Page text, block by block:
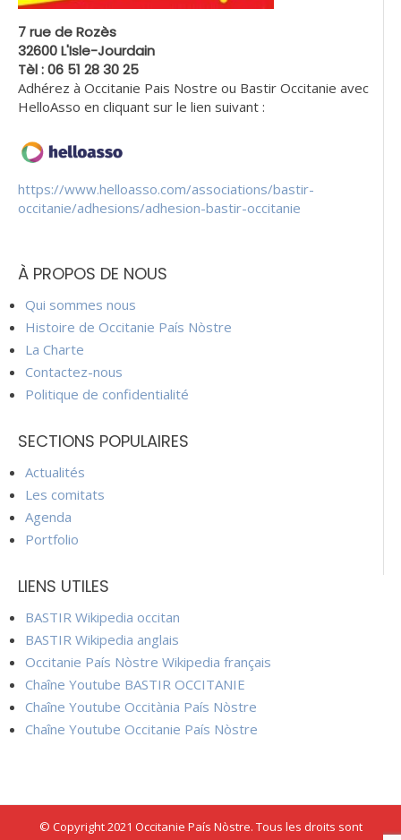
7 rue de Rozès
32600 L'Isle-Jourdain
Tèl : 06 51 28 30 25
Adhérez à Occitanie Pais Nostre ou Bastir Occitanie avec
HelloAsso en cliquant sur le lien suivant :
https://www.helloasso.com/associations/bastir-
occitanie/adhesions/adhesion-bastir-occitanie
À PROPOS DE NOUS
Qui sommes nous
Histoire de Occitanie País Nòstre
La Charte
Contactez-nous
Politique de confidentialité
SECTIONS POPULAIRES
Actualités
Les comitats
Agenda
Portfolio
LIENS UTILES
BASTIR Wikipedia occitan
BASTIR Wikipedia anglais
Occitanie País Nòstre Wikipedia français
Chaîne Youtube BASTIR OCCITANIE
Chaîne Youtube Occitània País Nòstre
Chaîne Youtube Occitanie País Nòstre
© Copyright 2021 Occitanie País Nòstre. Tous les droits sont